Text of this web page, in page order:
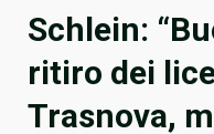
Schlein:
ritiro dei
Trasnova,